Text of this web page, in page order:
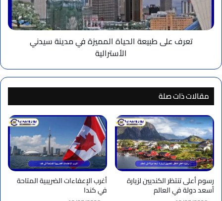
مدينة
سيدني
الأسترالية
تعرف على طبيعة الحياة المميزة في مدينة سيدني
الأسترالية
مقالات ذات صلة
رسوم أعلى تنتظر الكنديين لزيارة
أسعد دولة في العالم
أغرب الإعفاءات الضريبية المتاحة
في كندا